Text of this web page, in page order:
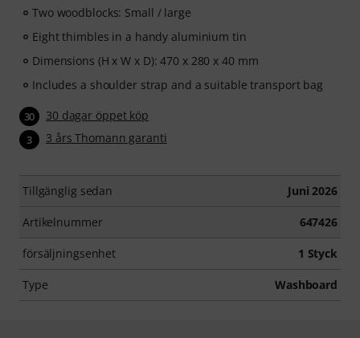
Two woodblocks: Small / large
Eight thimbles in a handy aluminium tin
Dimensions (H x W x D): 470 x 280 x 40 mm
Includes a shoulder strap and a suitable transport bag
30 30 dagar öppet köp
3 3 års Thomann garanti
Tillgänglig sedan Juni 2026
Artikelnummer 647426
försäljningsenhet 1 Styck
Type Washboard